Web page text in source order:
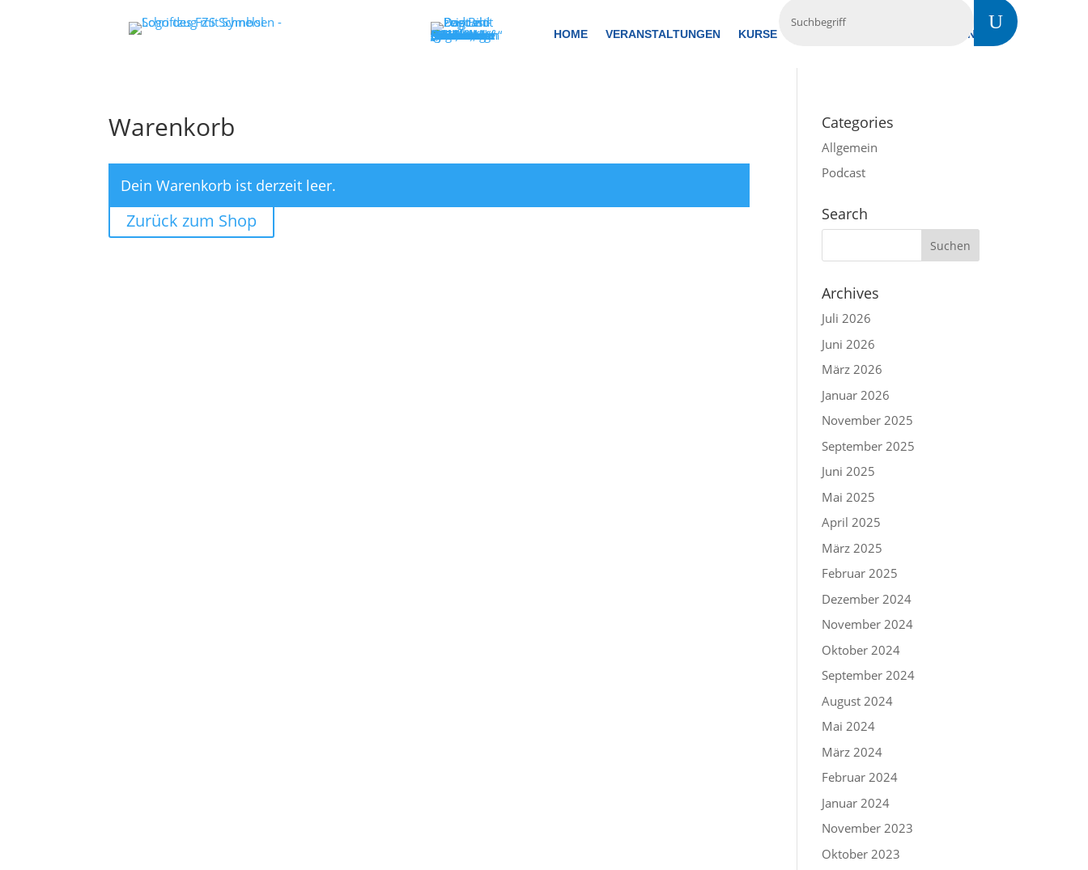
HOME VERANSTALTUNGEN KURSE KONTAKT
Warenkorb
Dein Warenkorb ist derzeit leer.
Zurück zum Shop
Categories
Allgemein
Podcast
Search
Archives
Juli 2026
Juni 2026
März 2026
Januar 2026
November 2025
September 2025
Juni 2025
Mai 2025
April 2025
März 2025
Februar 2025
Dezember 2024
November 2024
Oktober 2024
September 2024
August 2024
Mai 2024
März 2024
Februar 2024
Januar 2024
November 2023
Oktober 2023